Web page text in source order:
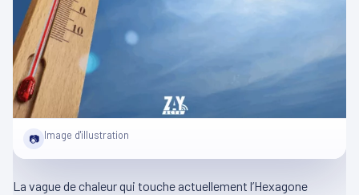
📷 Image d'illustration
La vague de chaleur qui touche actuellement l’Hexagone